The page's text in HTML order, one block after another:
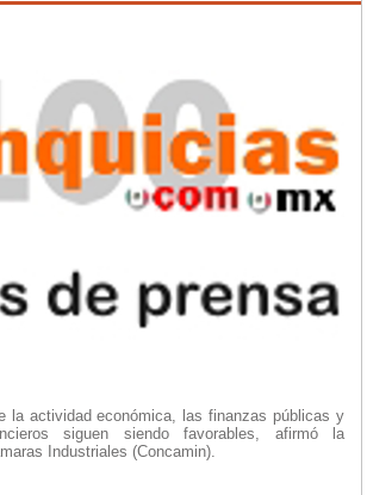
la actividad económica, las finanzas públicas y
siguen siendo favorables, afirmó la
Industriales (Concamin).